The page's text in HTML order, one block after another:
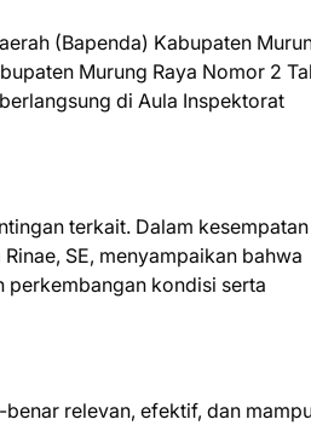
(Bapenda) Kabupaten
Murung Raya Nomor 2
di Aula Inspektorat
terkait. Dalam kesempatan
SE, menyampaikan bahwa
perkembangan kondisi serta
relevan, efektif, dan